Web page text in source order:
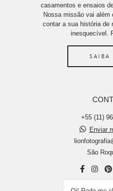
casamentos e ensaios
Nossa missão vai além
contar a sua história de
inesquecível.
SAIBA
+55 (11)
Enviar
São